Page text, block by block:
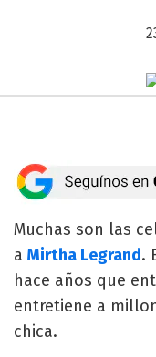
Muchas son las
a Mirtha Legrand.
hace años que
entretiene a
chica.